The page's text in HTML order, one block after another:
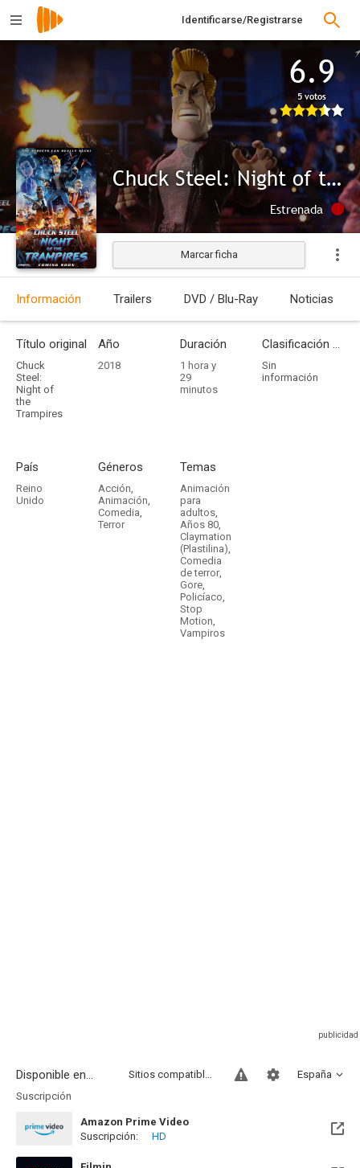
Identificarse/Registrarse
6.9
5 votos
Chuck Steel: Night of the Trampires
Estrenada
Marcar ficha
Información Trailers DVD / Blu-Ray Noticias
Título original
Chuck
Steel:
Night of
the
Trampires
Año
2018
Duración
1 hora y
29
minutos
Clasificación por edades
Sin
información
País
Reino
Unido
Géneros
Acción,
Animación,
Comedia,
Terror
Temas
Animación
para
adultos,
Años 80,
Claymation
(Plastilina),
Comedia
de terror,
Gore,
Policíaco,
Stop
Motion,
Vampiros
Disponible en... España
Sitios compatibles
Suscripción
Amazon Prime Video
Suscripción:
HD